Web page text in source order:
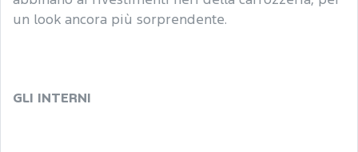
un look ancora più sorprendente.
GLI INTERNI